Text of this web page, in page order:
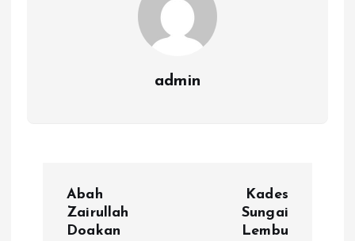
admin
Abah
Zairullah
Doakan
Kades
Sungai
Lembu